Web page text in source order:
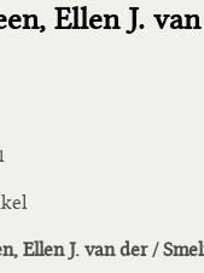
Ellen J.
Ellen J. van der /